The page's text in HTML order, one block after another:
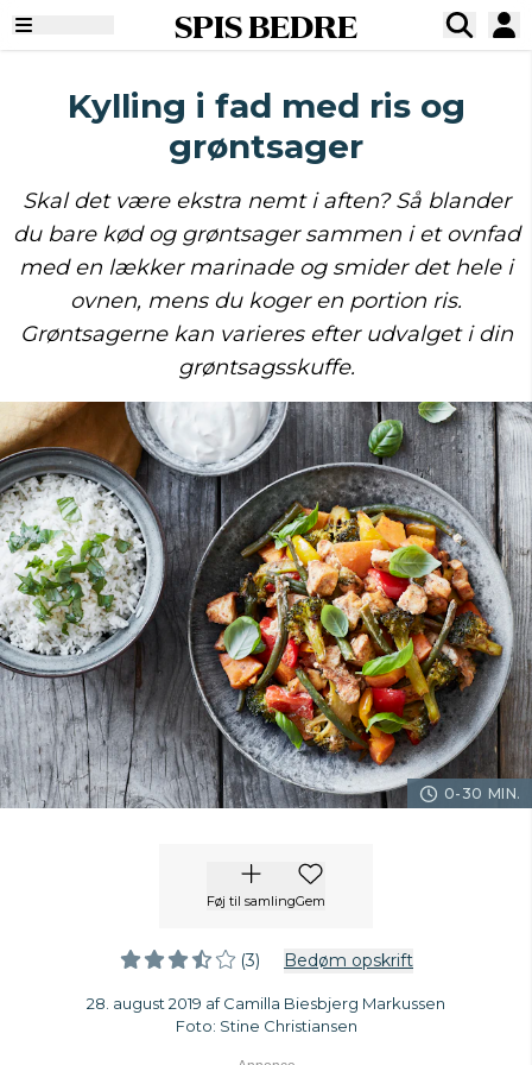
SPIS BEDRE
Kylling i fad med ris og
grøntsager
Skal det være ekstra nemt i aften? Så blander
du bare kød og grøntsager sammen i et ovnfad
med en lækker marinade og smider det hele i
ovnen, mens du koger en portion ris.
Grøntsagerne kan varieres efter udvalget i din
grøntsagsskuffe.
0-30 MIN.
Føj til samlingGem
(3) Bedøm opskrift
28. august 2019 af Camilla Biesbjerg Markussen
Foto: Stine Christiansen